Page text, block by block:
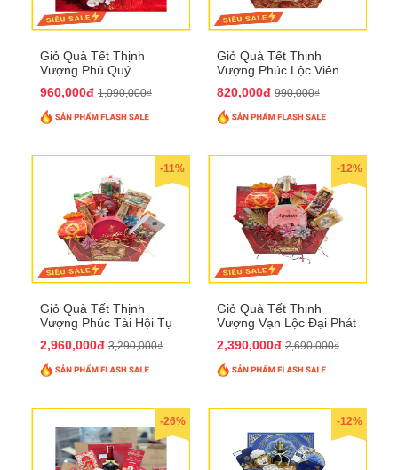
Giỏ Quà Tết Thịnh
Vượng Phú Quý
960,000đ 1,090,000₫
Giỏ Quà Tết Thịnh
Vượng Phúc Lộc Viên
820,000đ 990,000₫
-11%
Giỏ Quà Tết Thịnh
Vượng Phúc Tài Hội Tụ
2,960,000đ 3,290,000₫
-12%
Giỏ Quà Tết Thịnh
Vượng Vạn Lộc Đại Phát
2,390,000đ 2,690,000₫
-26% -12%